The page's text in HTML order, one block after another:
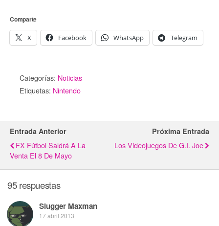
Comparte
X Facebook WhatsApp Telegram
Categorías: Noticias
Etiquetas: Nintendo
Entrada Anterior
FX Fútbol Saldrá A La
Venta El 8 De Mayo
Próxima Entrada
Los Videojuegos De G.I. Joe
95 respuestas
Slugger Maxman
17 abril 2013